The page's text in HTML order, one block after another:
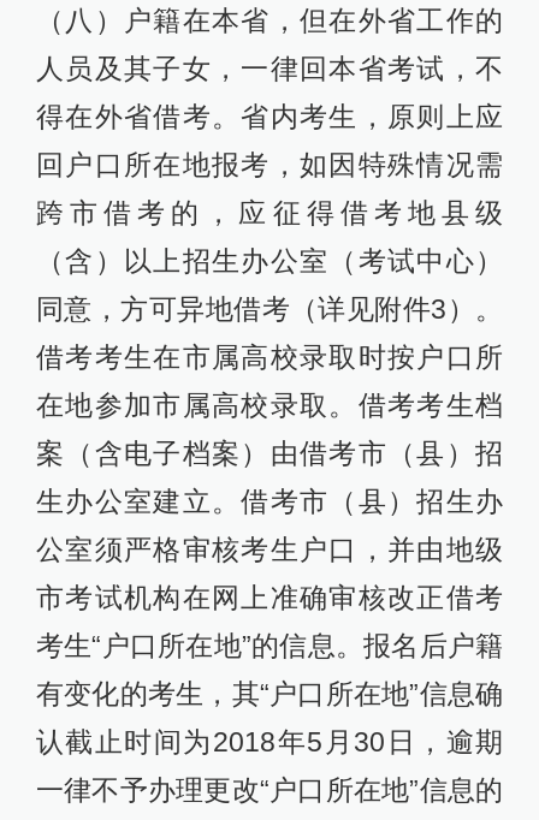
（八）户籍在本省，但在外省工作的
人员及其子女，一律回本省考试，不
得在外省借考。省内考生，原则上应
回户口所在地报考，如因特殊情况需
跨市借考的，应征得借考地县级
（含）以上招生办公室（考试中心）
同意，方可异地借考（详见附件3）。
借考考生在市属高校录取时按户口所
在地参加市属高校录取。借考考生档
案（含电子档案）由借考市（县）招
生办公室建立。借考市（县）招生办
公室须严格审核考生户口，并由地级
市考试机构在网上准确审核改正借考
考生“户口所在地”的信息。报名后户籍
有变化的考生，其“户口所在地”信息确
认截止时间为2018年5月30日，逾期
一律不予办理更改“户口所在地”信息的